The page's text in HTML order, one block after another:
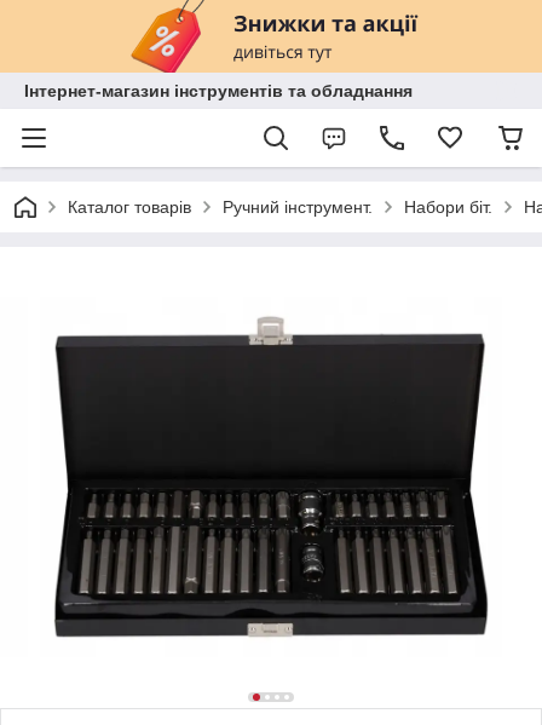
Інтернет-магазин інструментів та обладнання
Каталог товарів Ручний інструмент. Набори біт.